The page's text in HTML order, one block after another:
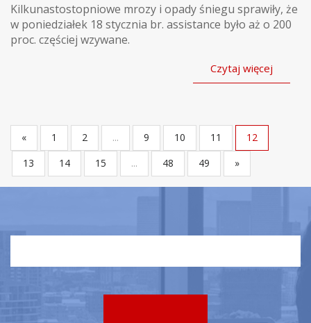
Kilkunastostopniowe mrozy i opady śniegu sprawiły, że
w poniedziałek 18 stycznia br. assistance było aż o 200
proc. częściej wzywane.
Czytaj więcej
« 1 2 ... 9 10 11
12
13
14 15 ... 48 49 »